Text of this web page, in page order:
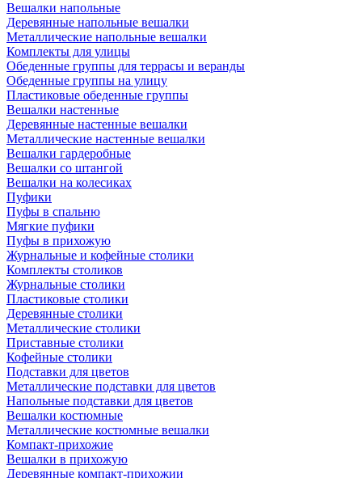
Вешалки напольные
Деревянные напольные вешалки
Металлические напольные вешалки
Комплекты для улицы
Обеденные группы для террасы и веранды
Обеденные группы на улицу
Пластиковые обеденные группы
Вешалки настенные
Деревянные настенные вешалки
Металлические настенные вешалки
Вешалки гардеробные
Вешалки со штангой
Вешалки на колесиках
Пуфики
Пуфы в спальню
Мягкие пуфики
Пуфы в прихожую
Журнальные и кофейные столики
Комплекты столиков
Журнальные столики
Пластиковые столики
Деревянные столики
Металлические столики
Приставные столики
Кофейные столики
Подставки для цветов
Металлические подставки для цветов
Напольные подставки для цветов
Вешалки костюмные
Металлические костюмные вешалки
Компакт-прихожие
Вешалки в прихожую
Деревянные компакт-прихожии